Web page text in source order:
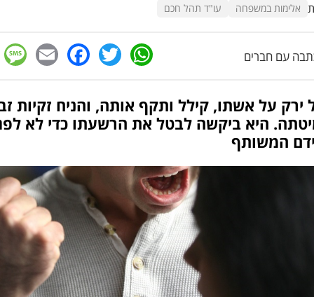
אלימות במשפחה עו"ד תהל חכם
עם חברים WhatsApp
Twitter
ירק על אשתו, קילל ותקף אותה, והניח זקיות
היא ביקשה לבטל את הרשעתו כדי לא
המשותף